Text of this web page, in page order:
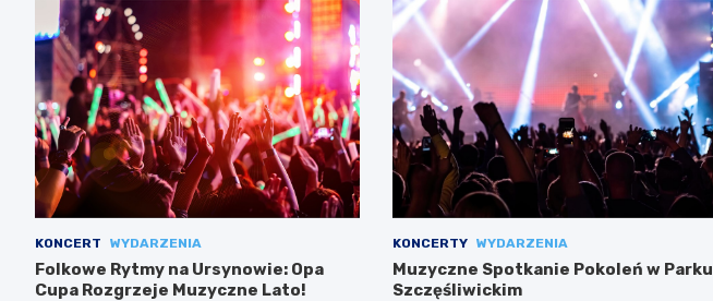
KONCERT WYDARZENIA
Folkowe Rytmy na Ursynowie: Opa
Cupa Rozgrzeje Muzyczne Lato!
KONCERTY WYDARZENIA
Muzyczne Spotkanie Pokoleń w Parku
Szczęśliwickim